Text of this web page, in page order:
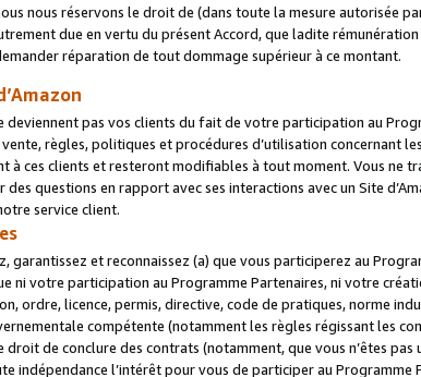
nous réservons le droit de (dans toute la mesure autorisée
due en vertu du présent Accord, que ladite
réparation de tout dommage supérieur à ce montant.
deviennent pas vos clients du fait de votre participation au
règles, politiques et procédures d’utilisation concernant
à ces clients et resteront modifiables à tout moment. Vous ne
des questions en rapport avec ses interactions avec un Site
service client.
garantissez et reconnaissez (a) que vous participerez au
ni votre participation au Programme Partenaires, ni votre
ordre, licence, permis, directive, code de pratiques, norme
compétente (notamment les règles régissant les
de conclure des contrats (notamment, que vous n’êtes
indépendance l’intérêt pour vous de participer au